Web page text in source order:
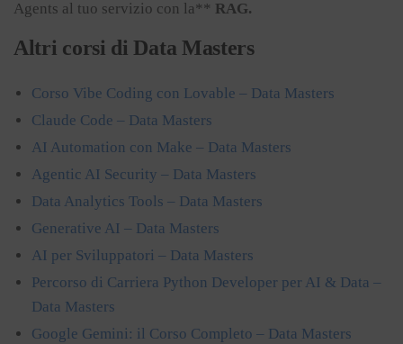
Agents al tuo servizio con la** RAG.​
Altri corsi di Data Masters
Corso Vibe Coding con Lovable – Data Masters
Claude Code – Data Masters
AI Automation con Make – Data Masters
Agentic AI Security – Data Masters
Data Analytics Tools – Data Masters
Generative AI – Data Masters
AI per Sviluppatori – Data Masters
Percorso di Carriera Python Developer per AI & Data –
Data Masters
Google Gemini: il Corso Completo – Data Masters